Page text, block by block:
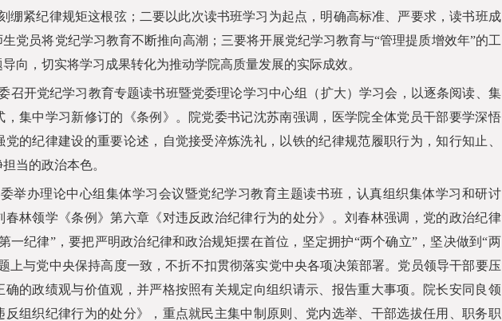
绷紧纪律规矩这根弦；二要以此次读书班学习为起点，明确高标准、严要求，读书班成
党员将党纪学习教育不断推向高潮；三要将开展党纪学习教育与“管理提质增效年”的工
向，切实将学习成果转化为推动学院高质量发展的实际成效。
召开党纪学习教育专题读书班暨党委理论学习中心组（扩大）学习会，以逐条阅读、集
，集中学习新修订的《条例》。院党委书记沈苏南强调，医学院全体党员干部要学深悟
的纪律建设的重要论述，自觉接受淬炼洗礼，以铁的纪律规范履职行为，知行知止、
当的政治本色。
举办理论中心组集体学习会议暨党纪学习教育主题读书班，认真组织集体学习和研讨
春林领学《条例》第六章《对违反政治纪律行为的处分》。刘春林强调，党的政治纪律
一纪律”，要把严明政治纪律和政治规矩摆在首位，坚定拥护“两个确立”，坚决做到“两
上与党中央保持高度一致，不折不扣贯彻落实党中央各项决策部署。党员领导干部要压
确的政绩观与价值观，并严格按照有关规定向组织请示、报告重大事项。院长安同良领
反组织纪律行为的处分》，重点就民主集中制原则、党内选举、干部选拔任用、职务职